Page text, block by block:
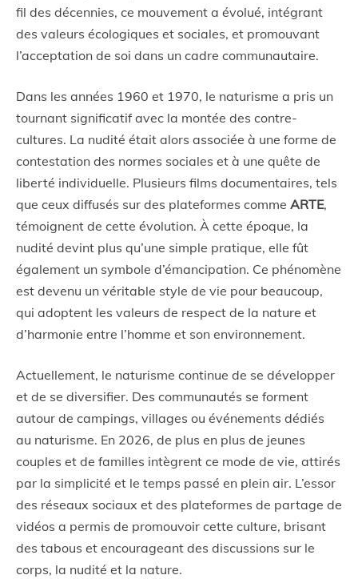
fil des décennies, ce mouvement a évolué, intégrant
des valeurs écologiques et sociales, et promouvant
l’acceptation de soi dans un cadre communautaire.
Dans les années 1960 et 1970, le naturisme a pris un
tournant significatif avec la montée des contre-
cultures. La nudité était alors associée à une forme de
contestation des normes sociales et à une quête de
liberté individuelle. Plusieurs films documentaires, tels
que ceux diffusés sur des plateformes comme ARTE,
témoignent de cette évolution. À cette époque, la
nudité devint plus qu’une simple pratique, elle fût
également un symbole d’émancipation. Ce phénomène
est devenu un véritable style de vie pour beaucoup,
qui adoptent les valeurs de respect de la nature et
d’harmonie entre l’homme et son environnement.
Actuellement, le naturisme continue de se développer
et de se diversifier. Des communautés se forment
autour de campings, villages ou événements dédiés
au naturisme. En 2026, de plus en plus de jeunes
couples et de familles intègrent ce mode de vie, attirés
par la simplicité et le temps passé en plein air. L’essor
des réseaux sociaux et des plateformes de partage de
vidéos a permis de promouvoir cette culture, brisant
des tabous et encourageant des discussions sur le
corps, la nudité et la nature.